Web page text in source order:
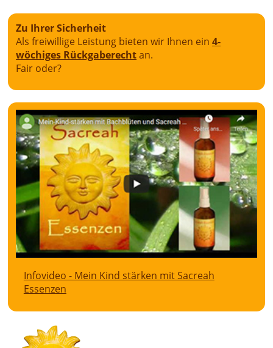
Zu Ihrer Sicherheit
Als freiwillige Leistung bieten wir Ihnen ein4-
wöchiges Rückgaberechtan.
Fair oder?
Infovideo - Mein Kind stärken mit Sacreah
Essenzen